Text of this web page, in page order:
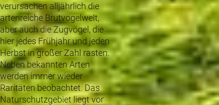
verursachen alljährlich die
artenreiche Brutvogelwelt,
aber auch die Zugvögel, die
hier jedes Frühjahr und jeden
Herbst in großer Zahl rasten.
Neben bekannten Arten
werden immer wieder
Raritäten beobachtet. Das
Naturschutzgebiet liegt vor